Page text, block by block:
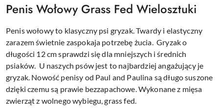
ŚRODKU
PSIA
Penis Wołowy Grass Fed Wielosztuki
Penis wołowy to klasyczny psi gryzak. Twardy i elastyczny
zarazem świetnie zaspokaja potrzebę żucia. Gryzak o
długości 12 cm sprawdzi się dla mniejszych i średnich
psiaków. U naszych psów jest to najbardziej angażujący je
gryzak. Nowość penisy od Paul and Paulina są długo suszone
dzięki czemu są prawie bezzapachowe. Wykonane z mięsa
zwierząt z wolnego wybiegu, grass fed.